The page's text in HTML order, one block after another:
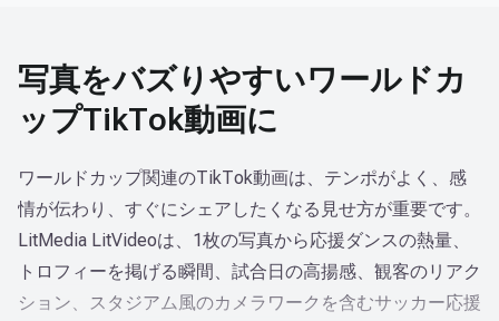
写真をバズりやすいワールドカ
ップTikTok動画に
ワールドカップ関連のTikTok動画は、テンポがよく、感
情が伝わり、すぐにシェアしたくなる見せ方が重要です。
LitMedia LitVideoは、1枚の写真から応援ダンスの熱量、
トロフィーを掲げる瞬間、試合日の高揚感、観客のリアク
ション、スタジアム風のカメラワークを含むサッカー応援